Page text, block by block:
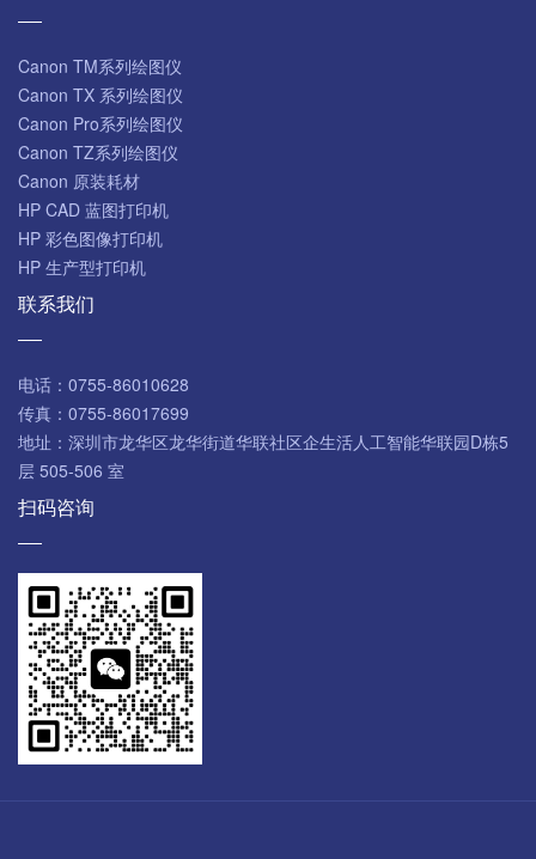
Canon TM系列绘图仪
Canon TX 系列绘图仪
Canon Pro系列绘图仪
Canon TZ系列绘图仪
Canon 原装耗材
HP CAD 蓝图打印机
HP 彩色图像打印机
HP 生产型打印机
联系我们
电话： 0755-86010628
传真： 0755-86017699
地址： 深圳市龙华区龙华街道华联社区企生活人工智能华联园D栋5
层 505-506 室
扫码咨询